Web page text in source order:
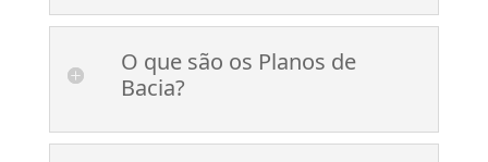
O que são os Planos de
Bacia?